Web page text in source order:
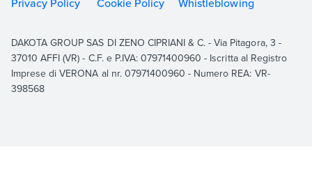
Aerazione
Visualizza Tutti
Equipment
Contatti
Lavora con noi
DAKOTA GROUP SAS DI ZENO CIPRIANI & C. - Via Pitagora, 3 -
37010 AFFI (VR) - C.F. e P.IVA: 07971400960 - Iscritta al Registro
Imprese di VERONA al nr. 07971400960 - Numero REA: VR-
398568